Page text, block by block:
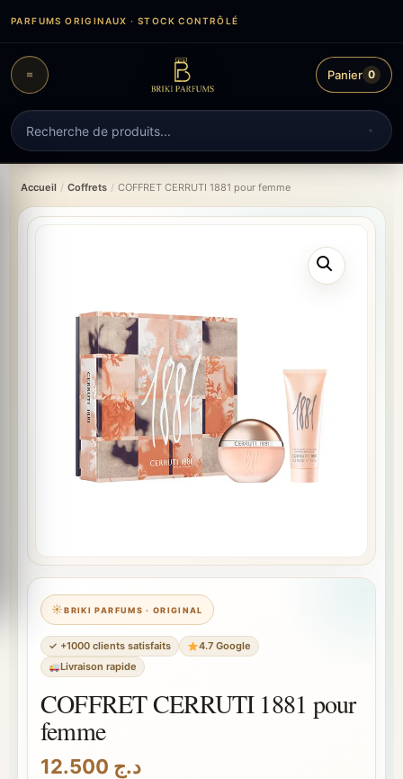
contenu
PARFUMS ORIGINAUX · STOCK CONTRÔLÉ
Recherche
de
produits
Panier 0
Accueil / Coffrets / COFFRET CERRUTI 1881 pour femme
BRIKI PARFUMS · ORIGINAL
✓ +1000 clients satisfaits
4.7 Google
Livraison rapide
COFFRET CERRUTI 1881 pour
femme
د.ج